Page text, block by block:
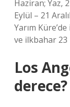
Haziran; Yaz,
Eylül – 21
Yarım
ve ilkbahar 23
Los
derece?